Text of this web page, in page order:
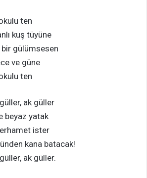
ten
kuş tüyüne
gülümsesen
ve güne
ten
ak güller
beyaz yatak
ister
kana batacak!
ak güller.